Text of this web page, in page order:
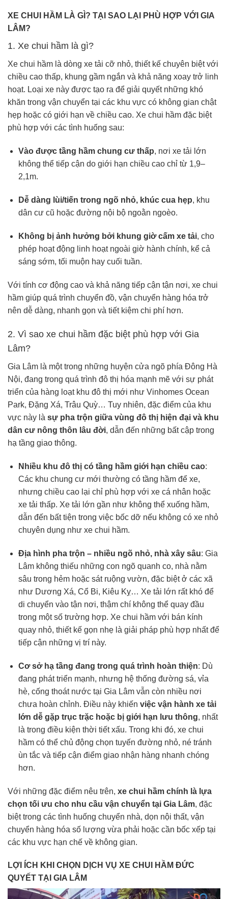
XE CHUI HẦM LÀ GÌ? TẠI SAO LẠI PHÙ HỢP VỚI GIA
LÂM?
1. Xe chui hầm là gì?
Xe chui hầm là dòng xe tải cỡ nhỏ, thiết kế chuyên biệt với
chiều cao thấp, khung gầm ngắn và khả năng xoay trở linh
hoạt. Loại xe này được tạo ra để giải quyết những khó
khăn trong vận chuyển tại các khu vực có không gian chật
hẹp hoặc có giới hạn về chiều cao. Xe chui hầm đặc biệt
phù hợp với các tình huống sau:
Vào được tầng hầm chung cư thấp, nơi xe tải lớn
không thể tiếp cận do giới hạn chiều cao chỉ từ 1,9–
2,1m.
Dễ dàng lùi/tiến trong ngõ nhỏ, khúc cua hẹp, khu
dân cư cũ hoặc đường nội bộ ngoằn ngoèo.
Không bị ảnh hưởng bởi khung giờ cấm xe tải, cho
phép hoạt động linh hoạt ngoài giờ hành chính, kể cả
sáng sớm, tối muộn hay cuối tuần.
Với tính cơ động cao và khả năng tiếp cận tận nơi, xe chui
hầm giúp quá trình chuyển đồ, vận chuyển hàng hóa trở
nên dễ dàng, nhanh gọn và tiết kiệm chi phí hơn.
2. Vì sao xe chui hầm đặc biệt phù hợp với Gia
Lâm?
Gia Lâm là một trong những huyện cửa ngõ phía Đông Hà
Nội, đang trong quá trình đô thị hóa mạnh mẽ với sự phát
triển của hàng loạt khu đô thị mới như Vinhomes Ocean
Park, Đặng Xá, Trâu Quỳ… Tuy nhiên, đặc điểm của khu
vực này là sự pha trộn giữa vùng đô thị hiện đại và khu
dân cư nông thôn lâu đời, dẫn đến những bất cập trong
hạ tầng giao thông.
Nhiều khu đô thị có tầng hầm giới hạn chiều cao:
Các khu chung cư mới thường có tầng hầm để xe,
nhưng chiều cao lại chỉ phù hợp với xe cá nhân hoặc
xe tải thấp. Xe tải lớn gần như không thể xuống hầm,
dẫn đến bất tiện trong việc bốc dỡ nếu không có xe nhỏ
chuyên dụng như xe chui hầm.
Địa hình pha trộn – nhiều ngõ nhỏ, nhà xây sâu: Gia
Lâm không thiếu những con ngõ quanh co, nhà nằm
sâu trong hẻm hoặc sát ruộng vườn, đặc biệt ở các xã
như Dương Xá, Cổ Bi, Kiêu Kỵ… Xe tải lớn rất khó để
di chuyển vào tận nơi, thậm chí không thể quay đầu
trong một số trường hợp. Xe chui hầm với bán kính
quay nhỏ, thiết kế gọn nhẹ là giải pháp phù hợp nhất để
tiếp cận những vị trí này.
Cơ sở hạ tầng đang trong quá trình hoàn thiện: Dù
đang phát triển mạnh, nhưng hệ thống đường sá, vỉa
hè, cống thoát nước tại Gia Lâm vẫn còn nhiều nơi
chưa hoàn chỉnh. Điều này khiến việc vận hành xe tải
lớn dễ gặp trục trặc hoặc bị giới hạn lưu thông, nhất
là trong điều kiện thời tiết xấu. Trong khi đó, xe chui
hầm có thể chủ động chọn tuyến đường nhỏ, né tránh
ùn tắc và tiếp cận điểm giao nhận hàng nhanh chóng
hơn.
Với những đặc điểm nêu trên, xe chui hầm chính là lựa
chọn tối ưu cho nhu cầu vận chuyển tại Gia Lâm, đặc
biệt trong các tình huống chuyển nhà, dọn nội thất, vận
chuyển hàng hóa số lượng vừa phải hoặc cần bốc xếp tại
các khu vực hạn chế về không gian.
LỢI ÍCH KHI CHỌN DỊCH VỤ XE CHUI HẦM ĐỨC
QUYẾT TẠI GIA LÂM